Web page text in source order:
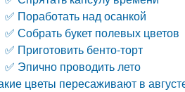
✅ Поработать над осанкой
✅ Собрать букет полевых цветов
✅ Приготовить бенто-торт
✅ Эпично проводить лето
цветы пересаживают в